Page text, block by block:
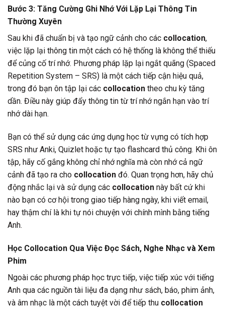
Bước 3: Tăng Cường Ghi Nhớ Với Lặp Lại Thông Tin
Thường Xuyên
Sau khi đã chuẩn bị và tạo ngữ cảnh cho các collocation,
việc lặp lại thông tin một cách có hệ thống là không thể thiếu
để củng cố trí nhớ. Phương pháp lặp lại ngắt quãng (Spaced
Repetition System – SRS) là một cách tiếp cận hiệu quả,
trong đó bạn ôn tập lại các collocation theo chu kỳ tăng
dần. Điều này giúp đẩy thông tin từ trí nhớ ngắn hạn vào trí
nhớ dài hạn.
Bạn có thể sử dụng các ứng dụng học từ vựng có tích hợp
SRS như Anki, Quizlet hoặc tự tạo flashcard thủ công. Khi ôn
tập, hãy cố gắng không chỉ nhớ nghĩa mà còn nhớ cả ngữ
cảnh đã tạo ra cho collocation đó. Quan trọng hơn, hãy chủ
động nhắc lại và sử dụng các collocation này bất cứ khi
nào bạn có cơ hội trong giao tiếp hàng ngày, khi viết email,
hay thậm chí là khi tự nói chuyện với chính mình bằng tiếng
Anh.
Học Collocation Qua Việc Đọc Sách, Nghe Nhạc và Xem
Phim
Ngoài các phương pháp học trực tiếp, việc tiếp xúc với tiếng
Anh qua các nguồn tài liệu đa dạng như sách, báo, phim ảnh,
và âm nhạc là một cách tuyệt vời để tiếp thu collocation